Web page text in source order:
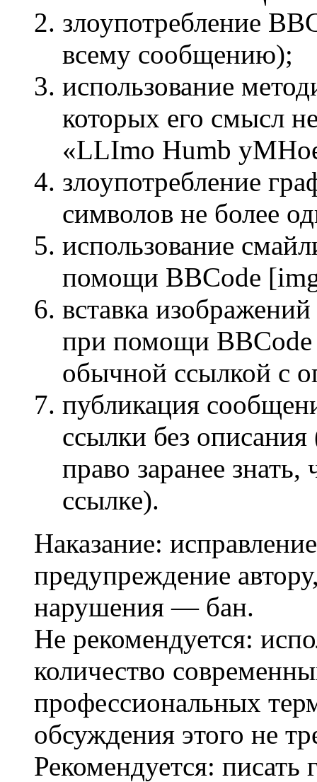
злоупотребление
всему сообщению);
использование
которых его смысл
«LLImo Humb
злоупотребление
символов не более
использование
помощи BBCode
вставка
при помощи BBCode
обычной ссылкой с
публикация
ссылки без
право заранее
ссылке).
Наказание:
предупреждение
нарушения — бан.
Не рекомендуется:
количество
профессиональных
обсуждения этого не
Рекомендуется: писать